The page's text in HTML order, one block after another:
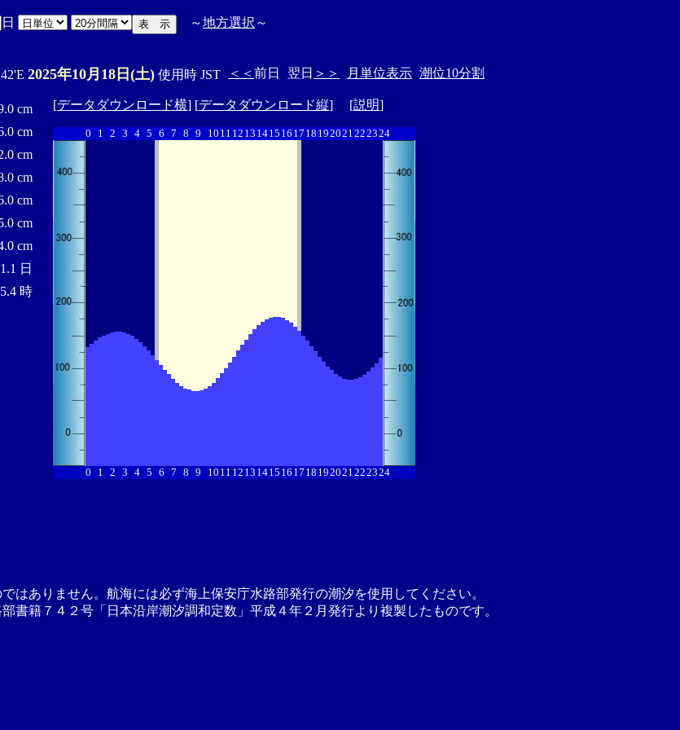
日 ～地方選択 ～
2025年10月18日(土) 使用時 JST ＜＜ 前日 翌日 ＞＞ 月単位表示 潮位10分割
cm
cm
cm
cm
cm
cm
cm
1.1 日
5.4 時
[データダウンロード横] [データダウンロード縦] [説明]
0 1 2 3 4 5 6 7 8 9 10 11 12 13 1415 16 17 18 192021222324
0 1 2 3 4 5 6 7 8 9 10 11 12 13 1415 16 17 18 192021222324
はありません。航海には必ず海上保安庁水路部発行の潮汐を使用してください。
書籍７４２号「日本沿岸潮汐調和定数」平成４年２月発行より複製したものです。